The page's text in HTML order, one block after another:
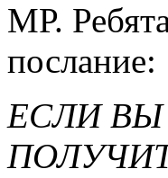
МР.
послание:
ЕСЛИ ВЫ